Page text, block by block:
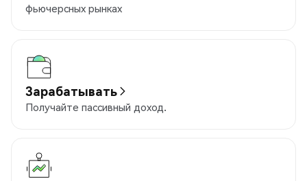
фьючерсных рынках
Зарабатывать
Получайте пассивный доход.